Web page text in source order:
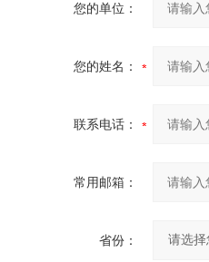
您的单位：
您的姓名：
联系电话：
常用邮箱：
省份：